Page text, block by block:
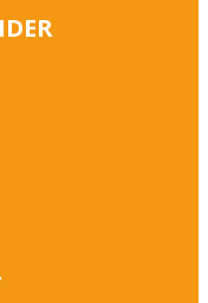
kr.12.995 kr.